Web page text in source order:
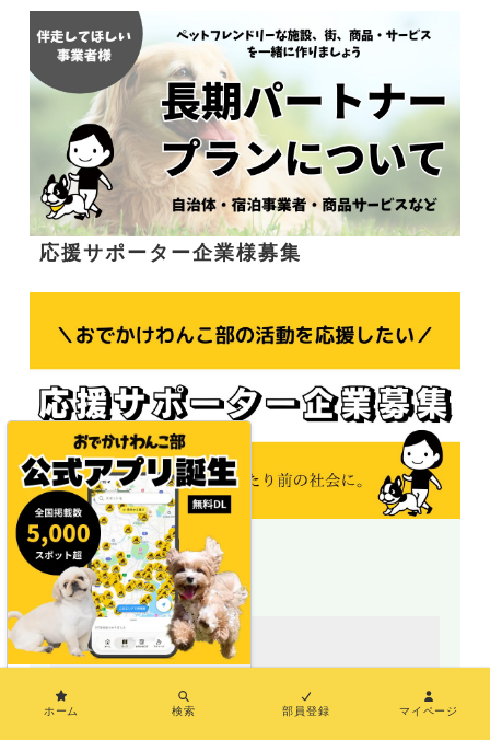
応援サポーター企業様募集
＼地図で探せる／
ホーム 検索 部員登録 マイページ